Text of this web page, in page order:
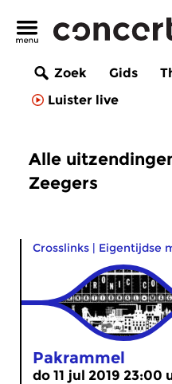
Zoek Gids
Luister live
Alle
Zeegers
Crosslinks | Eigentijdse
Pakrammel
do 11 jul 2019 23:00